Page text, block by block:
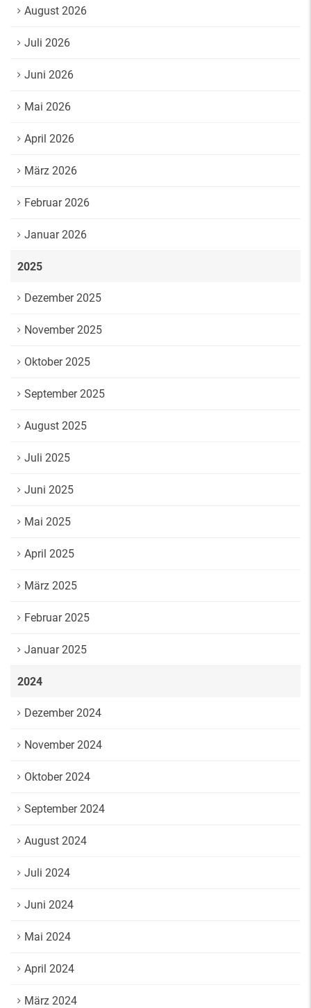
August 2026
Juli 2026
Juni 2026
Mai 2026
April 2026
März 2026
Februar 2026
Januar 2026
2025
Dezember 2025
November 2025
Oktober 2025
September 2025
August 2025
Juli 2025
Juni 2025
Mai 2025
April 2025
März 2025
Februar 2025
Januar 2025
2024
Dezember 2024
November 2024
Oktober 2024
September 2024
August 2024
Juli 2024
Juni 2024
Mai 2024
April 2024
März 2024